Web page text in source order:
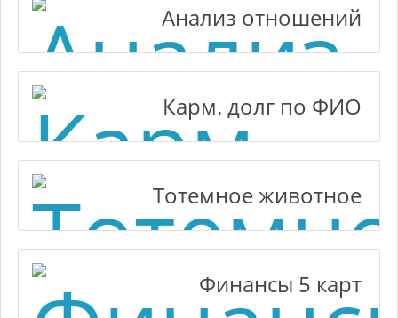
Анализ отношений
Карм. долг по ФИО
Тотемное животное
Финансы 5 карт